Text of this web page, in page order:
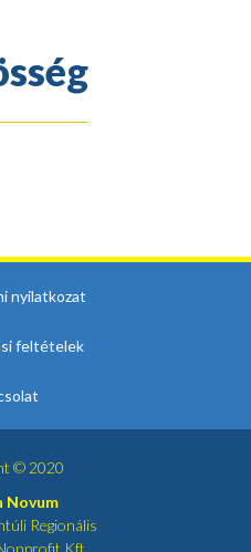
nyilatkozat
feltételek
© 2020
Novum
Regionális
Kft.